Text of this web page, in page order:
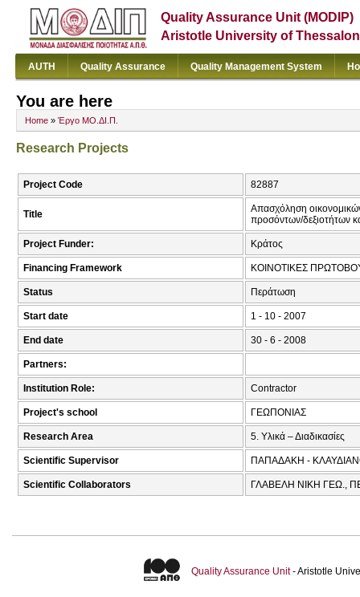
Quality Assurance Unit (MODIP)
Aristotle University of
AUTH Quality Assurance Quality Management System
You are here
Home » Έργο ΜΟ.ΔΙ.Π.
Research Projects
Project Code 82887
Title
Απασχόληση
προσόντων/δεξιοτήτων
Project Funder: Κράτος
Financing Framework ΚΟΙΝΟΤΙΚΕΣ
Status Περάτωση
Start date 1 - 10 - 2007
End date 30 - 6 - 2008
Partners:
Institution Role: Contractor
Project's school ΓΕΩΠΟΝΙΑΣ
Research Area 5. Υλικά – Διαδικασίες
Scientific Supervisor ΠΑΠΑΔΑΚΗ -
Scientific Collaborators ΓΛΑΒΕΛΗ ΝΙΚΗ ΓΕΩ.,
Quality Assurance Unit- Aristotle